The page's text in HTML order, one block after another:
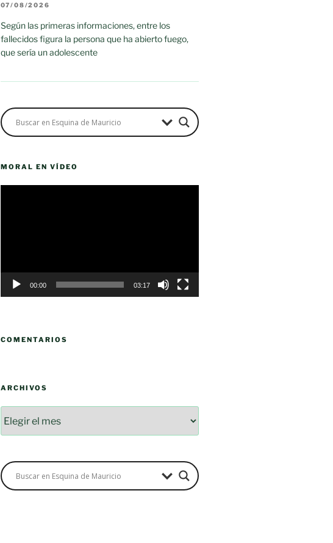
07/08/2026
Según las primeras informaciones, entre los
fallecidos figura la persona que ha abierto fuego,
que sería un adolescente
MORAL EN VÍDEO
00:00 03:17
COMENTARIOS
ARCHIVOS